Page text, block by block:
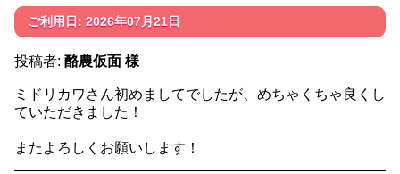
ご利用日: 2026年07月21日
投稿者: 酪農仮面 様
ミドリカワさん初めましてでしたが、めちゃくちゃ良くし
ていただきました！
またよろしくお願いします！